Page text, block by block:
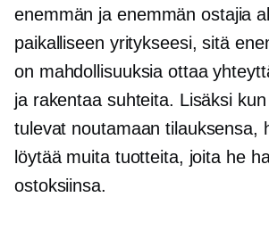
enemmän ja enemmän ostajia
paikalliseen yritykseesi, sitä
on mahdollisuuksia ottaa
ja rakentaa suhteita. Lisäksi
tulevat noutamaan tilauksensa,
löytää muita tuotteita, joita he
ostoksiinsa.